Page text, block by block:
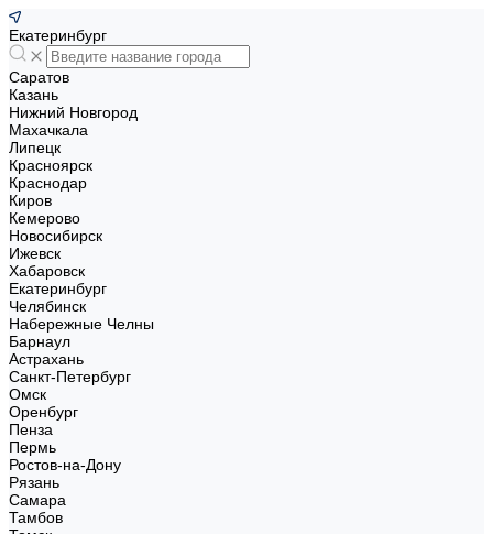
Екатеринбург
Саратов
Казань
Нижний Новгород
Махачкала
Липецк
Красноярск
Краснодар
Киров
Кемерово
Новосибирск
Ижевск
Хабаровск
Екатеринбург
Челябинск
Набережные Челны
Барнаул
Астрахань
Санкт-Петербург
Омск
Оренбург
Пенза
Пермь
Ростов-на-Дону
Рязань
Самара
Тамбов